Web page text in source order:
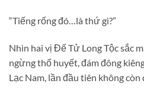
“Tiếng rống đó…là thứ gì?”
Nhìn hai vị Đế Tử Long Tộc sắc
ngừng thổ huyết, đám đông
Lạc Nam, lần đầu tiên không còn